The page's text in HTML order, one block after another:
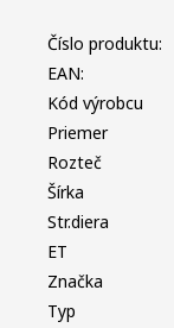
Číslo produktu:
EAN:
Kód výrobcu
Priemer
Rozteč
Šírka
Str.diera
ET
Značka
Typ